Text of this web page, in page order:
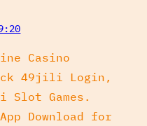
Casino
49jili Login,
Games.
Download for